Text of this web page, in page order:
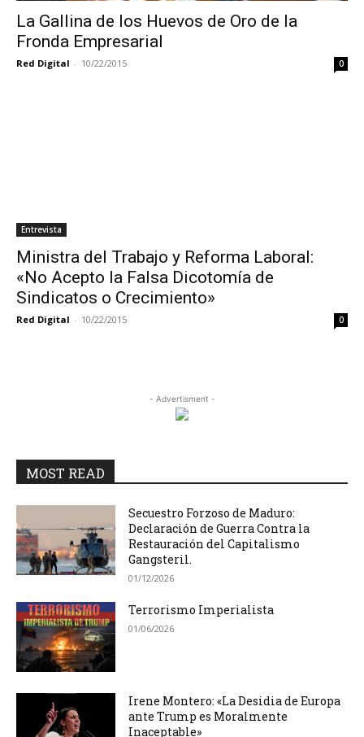
La Gallina de los Huevos de Oro de la
Fronda Empresarial
Red Digital - 10/22/2015 0
Entrevista
Ministra del Trabajo y Reforma Laboral:
«No Acepto la Falsa Dicotomía de
Sindicatos o Crecimiento»
Red Digital - 10/22/2015 0
- Advertisment -
MOST READ
Secuestro Forzoso de Maduro:
Declaración de Guerra Contra la
Restauración del Capitalismo
Gangsteril.
01/12/2026
Terrorismo Imperialista
01/06/2026
Irene Montero: «La Desidia de Europa
ante Trump es Moralmente
Inaceptable»